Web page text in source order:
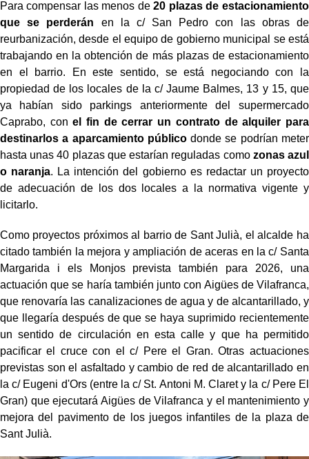
Para compensar las menos de20 plazas de estacionamiento
que se perderán en la c/ San Pedro con las obras de
reurbanización, desde el equipo de gobierno municipal se está
trabajando en la obtención de más plazas de estacionamiento
en el barrio. En este sentido, se está negociando con la
propiedad de los locales de la c/ Jaume Balmes, 13 y 15, que
ya habían sido parkings anteriormente del supermercado
Caprabo, con el fin de cerrar un contrato de alquiler para
destinarlos a aparcamiento públicodonde se podrían meter
hasta unas 40 plazas que estarían reguladas como zonas azul
o naranja. La intención del gobierno es redactar un proyecto
de adecuación de los dos locales a la normativa vigente y
licitarlo.
Como proyectos próximos al barrio de Sant Julià, el alcalde ha
citado también la mejora y ampliación de aceras en la c/ Santa
Margarida i els Monjos prevista también para 2026, una
actuación que se haría también junto con Aigües de Vilafranca,
que renovaría las canalizaciones de agua y de alcantarillado, y
que llegaría después de que se haya suprimido recientemente
un sentido de circulación en esta calle y que ha permitido
pacificar el cruce con el c/ Pere el Gran. Otras actuaciones
previstas son el asfaltado y cambio de red de alcantarillado en
la c/ Eugeni d'Ors (entre la c/ St. Antoni M. Claret y la c/ Pere El
Gran) que ejecutará Aigües de Vilafranca y el mantenimiento y
mejora del pavimento de los juegos infantiles de la plaza de
Sant Julià.